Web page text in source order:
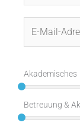
Mail-
Akademisches
Betreuung &